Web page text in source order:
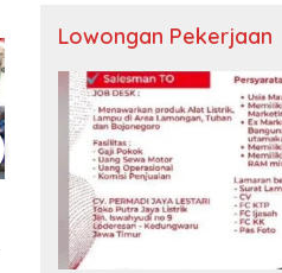
Pengungkapan 17 Kasus, Polres
Malang Ringkus Tiga Pelaku
Pencurian Baterai Tower
Telekomunikasi
Lowongan Pekerjaan